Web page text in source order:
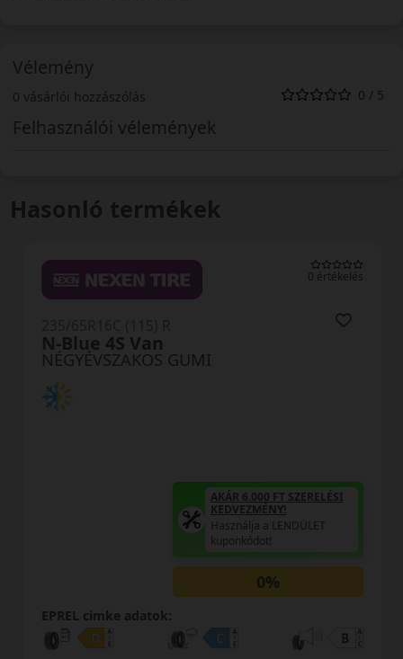
Vélemény
0 vásárlói hozzászólás 0 / 5
Felhasználói vélemények
Hasonló termékek
0 értékelés
NÉGYÉVSZAKOS GUMI
N-Blue 4S Van
AKÁR 6.000 FT SZERELÉSI
KEDVEZMÉNY!
Használja a LENDÜLET
kuponkódot!
0%
EPREL cimke adatok: